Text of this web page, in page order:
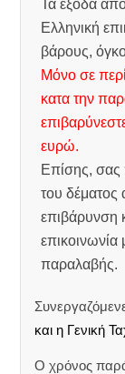
Τα έξοδα
Ελληνική
βάρους,
Μόνο σε
κατα την
ευρώ.
Επίσης, σας
του
επιβάρυνση
επικοινωνία
παραλαβής.
και η Γενική
Ο χρόνος